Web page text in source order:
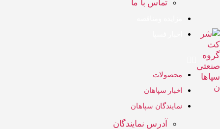
تماس با ما
محصولات
اخبار سپاهان
نمایندگان سپاهان
آدرس نمایندگان